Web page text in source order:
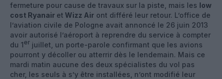
fermeture pour cause de travaux sur la piste, mais les low
cost Ryanair et Wizz Air ont différé leur retour. L’office de
l’aviation civile de Pologne avait annoncé le 26 juin 2013
avoir autorisé l’aéroport à reprendre du service à compter
du 1er juillet, un porte-parole confirmant que les avions
pourront y décoller ou atterrir dès le lendemain. Mais ce
mardi matin aucune des deux spécialistes du vol pas
cher, les seuls à s’y être installées, n’ont modifié leur